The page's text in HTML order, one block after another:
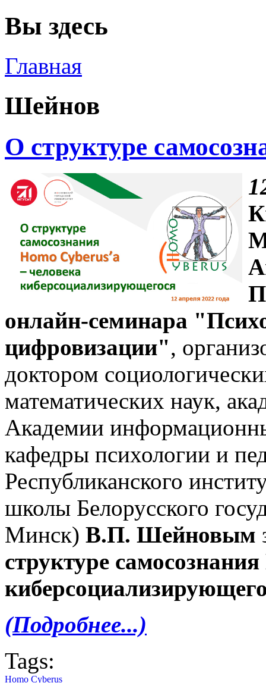
Вы здесь
Главная
Шейнов
О структуре
онлайн-семинара
цифровизации",
доктором
математических наук,
Академии
кафедры психологии и
Республиканского
школы Белорусского
Минск) В.П. Шейновым
структуре
(Подробнее...)
Tags:
Homo Cyberus